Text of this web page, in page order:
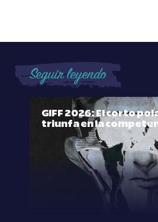
Seguir leyendo
GIFF 2026: El corto
triunfa en la